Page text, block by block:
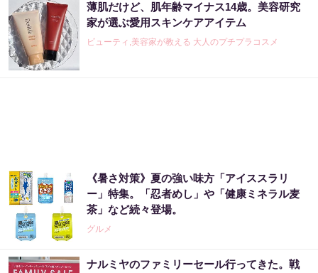
薄肌だけど、肌年齢マイナス14歳。美容研究
家が選ぶ愛用スキンケアアイテム
ビューティ,美容家が教える 大人のプチプラコスメ
《暑さ対策》夏の強い味方「アイススラリ
ー」特集。「忍者めし」や「健康ミネラル麦
茶」など続々登場。
グルメ
ナルミヤのファミリーセール行ってきた。戦